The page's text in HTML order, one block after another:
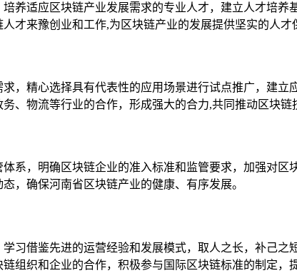
养适应区块链产业发展需求的专业人才，建立人才培
才来豫创业和工作,为区块链产业的发展提供坚实的人才
，精心选择具有代表性的应用场景进行试点推广，建
、物流等行业的合作，形成强大的合力,共同推动区块链
系，明确区块链企业的准入标准和监管要求，加强对区
，确保河南省区块链产业的健康、有序发展。
习借鉴先进的运营经验和发展模式，取人之长，补己
组织和企业的合作，积极参与国际区块链标准的制定，